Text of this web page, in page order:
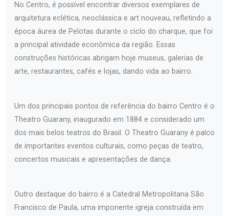
No Centro, é possível encontrar diversos exemplares de
arquitetura eclética, neoclássica e art nouveau, refletindo a
época áurea de Pelotas durante o ciclo do charque, que foi
a principal atividade econômica da região. Essas
construções históricas abrigam hoje museus, galerias de
arte, restaurantes, cafés e lojas, dando vida ao bairro.
Um dos principais pontos de referência do bairro Centro é o
Theatro Guarany, inaugurado em 1884 e considerado um
dos mais belos teatros do Brasil. O Theatro Guarany é palco
de importantes eventos culturais, como peças de teatro,
concertos musicais e apresentações de dança.
Outro destaque do bairro é a Catedral Metropolitana São
Francisco de Paula, uma imponente igreja construída em